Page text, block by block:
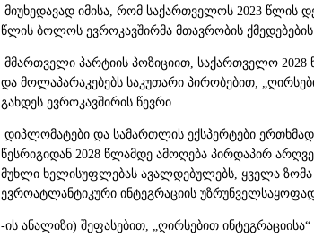
მიუხედავად იმისა, რომ საქართველოს 2023 წლის
წლის ბოლოს ევროკავშირმა მთავრობის ქმედებების
მმართველი პარტიის პოზიციით, საქართველო
და მოლაპარაკებებს საკუთარი პირობებით,
გახდეს ევროკავშირის წევრი
დიპლომატები და სამართლის ექსპერტები
წესრიგიდან 2028 წლამდე ამოღება პირდაპირ
მუხლი ხელისუფლებას ავალდებულებს, ყველა ზომა
ევროატლანტიკური ინტეგრაციის
-ის ანალიზი) შეფასებით, „ღირსებით